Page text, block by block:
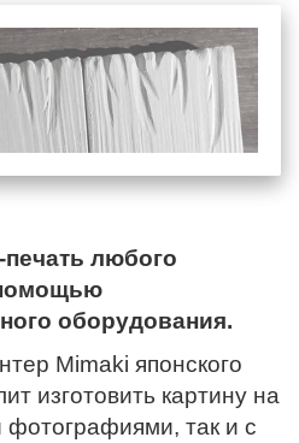
любого
оборудования.
Mimaki японского
изготовить картину на
фотографиями, так и с